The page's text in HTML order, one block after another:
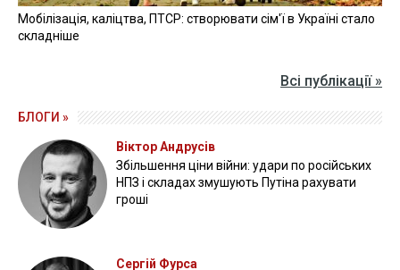
Мобілізація, каліцтва, ПТСР: створювати сім'ї в Україні стало
складніше
Всі публікації »
БЛОГИ »
Віктор Андрусів
Збільшення ціни війни: удари по російських
НПЗ і складах змушують Путіна рахувати
гроші
Сергій Фурса